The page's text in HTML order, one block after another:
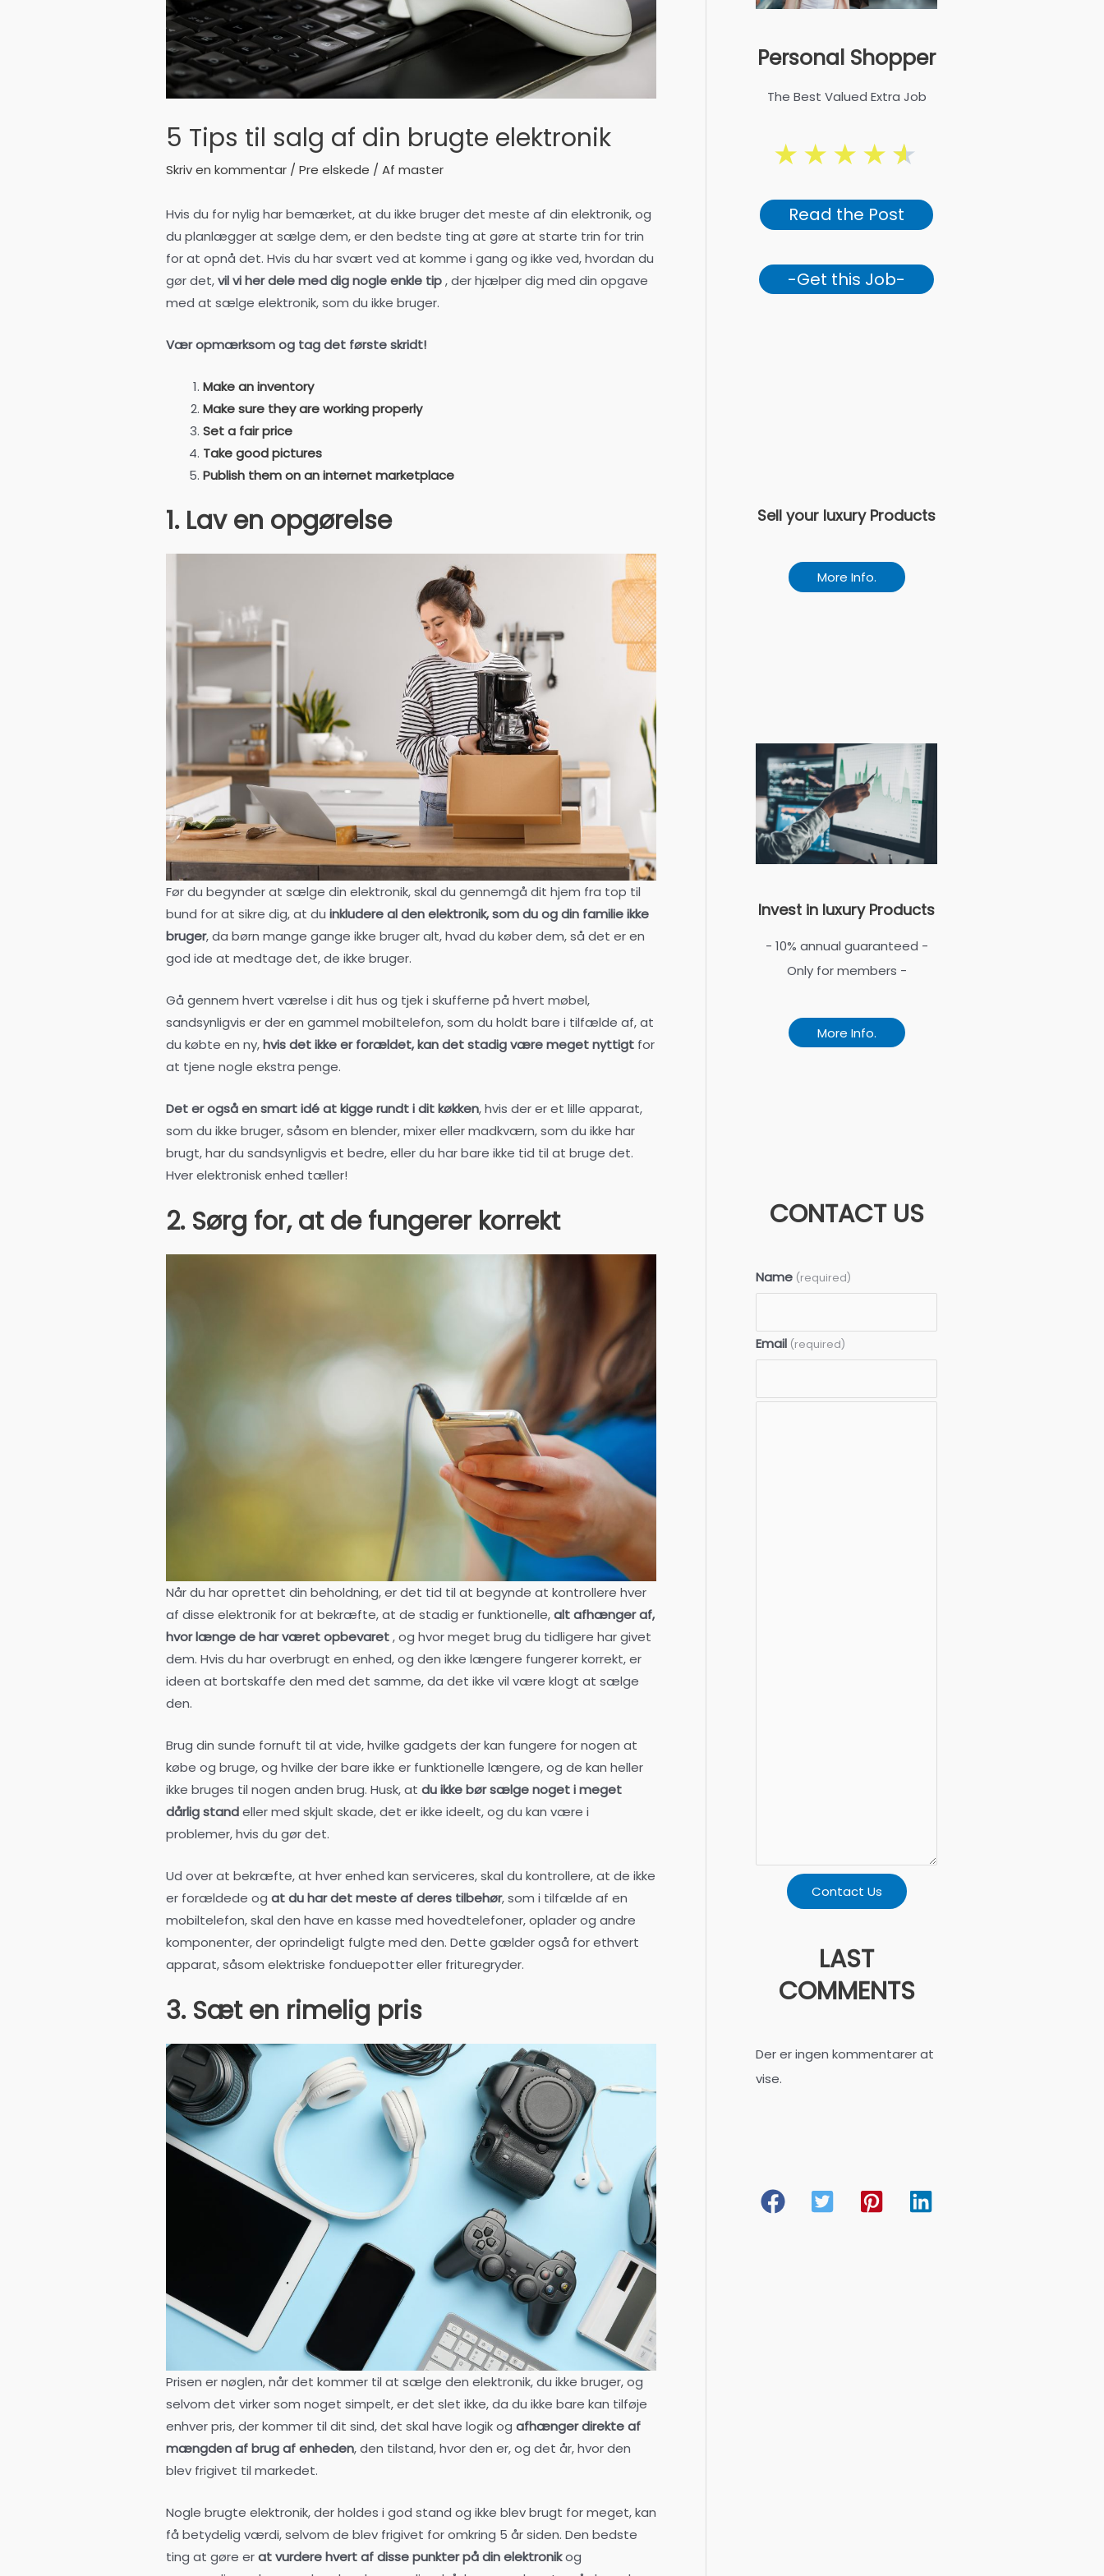
5 Tips til salg af din brugte elektronik
Skriv en kommentar / Pre elskede / Af master
Hvis du for nylig har bemærket, at du ikke bruger det meste af din elektronik, og
du planlægger at sælge dem, er den bedste ting at gøre at starte trin for trin
for at opnå det. Hvis du har svært ved at komme i gang og ikke ved, hvordan du
gør det,vil vi her dele med dig nogle enkle tip, der hjælper dig med din opgave
med at sælge elektronik, som du ikke bruger.
Vær opmærksom og tag det første skridt!
Make an inventory
Make sure they are working properly
Set a fair price
Take good pictures
Publish them on an internet marketplace
1. Lav en opgørelse
Før du begynder at sælge din elektronik, skal du gennemgå dit hjem fra top til
bund for at sikre dig, at du inkludere al den elektronik, som du og din familie ikke
bruger, da børn mange gange ikke bruger alt, hvad du køber dem, så det er en
god ide at medtage det, de ikke bruger.
Gå gennem hvert værelse i dit hus og tjek i skufferne på hvert møbel,
sandsynligvis er der en gammel mobiltelefon, som du holdt bare i tilfælde af, at
du købte en ny,hvis det ikke er forældet, kan det stadig være meget nyttigt for
at tjene nogle ekstra penge.
Det er også en smart idé at kigge rundt i dit køkken, hvis der er et lille apparat,
som du ikke bruger, såsom en blender, mixer eller madkværn, som du ikke har
brugt, har du sandsynligvis et bedre, eller du har bare ikke tid til at bruge det.
Hver elektronisk enhed tæller!
2. Sørg for, at de fungerer korrekt
Når du har oprettet din beholdning, er det tid til at begynde at kontrollere hver
af disse elektronik for at bekræfte, at de stadig er funktionelle,alt afhænger af,
hvor længe de har været opbevaret, og hvor meget brug du tidligere har givet
dem. Hvis du har overbrugt en enhed, og den ikke længere fungerer korrekt, er
ideen at bortskaffe den med det samme, da det ikke vil være klogt at sælge
den.
Brug din sunde fornuft til at vide, hvilke gadgets der kan fungere for nogen at
købe og bruge, og hvilke der bare ikke er funktionelle længere, og de kan heller
ikke bruges til nogen anden brug. Husk, at du ikke bør sælge noget i meget
dårlig standeller med skjult skade, det er ikke ideelt, og du kan være i
problemer, hvis du gør det.
Ud over at bekræfte, at hver enhed kan serviceres, skal du kontrollere, at de ikke
er forældede og at du har det meste af deres tilbehør, som i tilfælde af en
mobiltelefon, skal den have en kasse med hovedtelefoner, oplader og andre
komponenter, der oprindeligt fulgte med den. Dette gælder også for ethvert
apparat, såsom elektriske fonduepotter eller frituregryder.
3. Sæt en rimelig pris
Prisen er nøglen, når det kommer til at sælge den elektronik, du ikke bruger, og
selvom det virker som noget simpelt, er det slet ikke, da du ikke bare kan tilføje
enhver pris, der kommer til dit sind, det skal have logik og afhænger direkte af
mængden af brug af enheden, den tilstand, hvor den er, og det år, hvor den
blev frigivet til markedet.
Nogle brugte elektronik, der holdes i god stand og ikke blev brugt for meget, kan
få betydelig værdi, selvom de blev frigivet for omkring 5 år siden. Den bedste
ting at gøre erat vurdere hvert af disse punkter på din elektronikog
Personal Shopper
The Best Valued Extra Job
★★★★★
Read the Post
-Get this Job-
Sell your luxury Products
More Info.
Invest in luxury Products
- 10% annual guaranteed -
Only for members -
More Info.
CONTACT US
Name (required)
Email (required)
Contact Us
LAST
COMMENTS
Der er ingen kommentarer at
vise.